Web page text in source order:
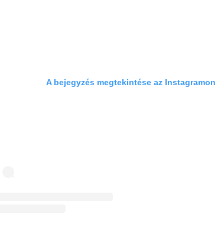
A bejegyzés megtekintése az Instagramon